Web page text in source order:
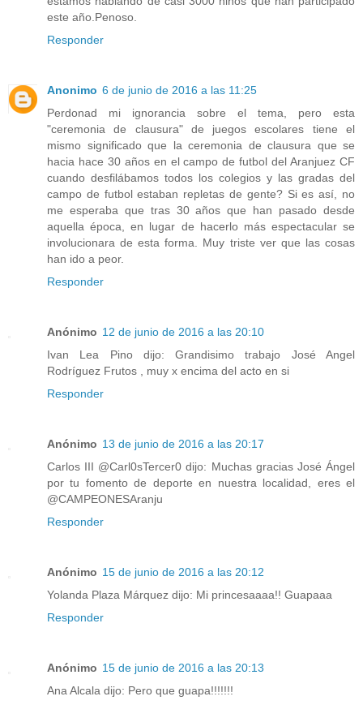
este año.Penoso.
Responder
Anonimo 6 de junio de 2016 a las 11:25
Perdonad mi ignorancia sobre el tema, pero esta
"ceremonia de clausura" de juegos escolares tiene el
mismo significado que la ceremonia de clausura que se
hacia hace 30 años en el campo de futbol del Aranjuez CF
cuando desfilábamos todos los colegios y las gradas del
campo de futbol estaban repletas de gente? Si es así, no
me esperaba que tras 30 años que han pasado desde
aquella época, en lugar de hacerlo más espectacular se
involucionara de esta forma. Muy triste ver que las cosas
han ido a peor.
Responder
Anónimo 12 de junio de 2016 a las 20:10
Ivan Lea Pino dijo: Grandisimo trabajo José Angel
Rodríguez Frutos , muy x encima del acto en si
Responder
Anónimo 13 de junio de 2016 a las 20:17
Carlos III ‏@Carl0sTercer0 dijo: Muchas gracias José Ángel
por tu fomento de deporte en nuestra localidad, eres el
@CAMPEONESAranju
Responder
Anónimo 15 de junio de 2016 a las 20:12
Yolanda Plaza Márquez dijo: Mi princesaaaa!! Guapaaa
Responder
Anónimo 15 de junio de 2016 a las 20:13
Ana Alcala dijo: Pero que guapa!!!!!!!